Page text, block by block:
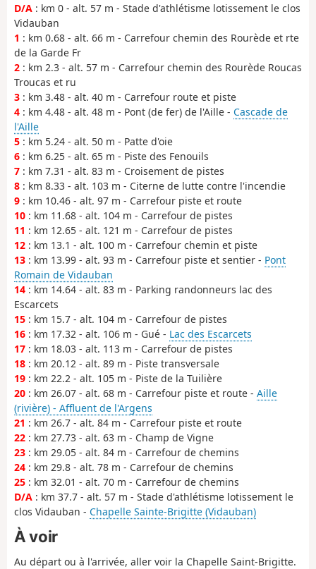
D/A : km 0 - alt. 57 m - Stade d'athlétisme lotissement le clos
Vidauban
1 : km 0.68 - alt. 66 m - Carrefour chemin des Rourède et rte
de la Garde Fr
2 : km 2.3 - alt. 57 m - Carrefour chemin des Rourède Roucas
Troucas et ru
3 : km 3.48 - alt. 40 m - Carrefour route et piste
4 : km 4.48 - alt. 48 m - Pont (de fer) de l'Aille - Cascade de
l'Aille
5 : km 5.24 - alt. 50 m - Patte d'oie
6 : km 6.25 - alt. 65 m - Piste des Fenouils
7 : km 7.31 - alt. 83 m - Croisement de pistes
8 : km 8.33 - alt. 103 m - Citerne de lutte contre l'incendie
9 : km 10.46 - alt. 97 m - Carrefour piste et route
10 : km 11.68 - alt. 104 m - Carrefour de pistes
11 : km 12.65 - alt. 121 m - Carrefour de pistes
12 : km 13.1 - alt. 100 m - Carrefour chemin et piste
13 : km 13.99 - alt. 93 m - Carrefour piste et sentier - Pont
Romain de Vidauban
14 : km 14.64 - alt. 83 m - Parking randonneurs lac des
Escarcets
15 : km 15.7 - alt. 104 m - Carrefour de pistes
16 : km 17.32 - alt. 106 m - Gué - Lac des Escarcets
17 : km 18.03 - alt. 113 m - Carrefour de pistes
18 : km 20.12 - alt. 89 m - Piste transversale
19 : km 22.2 - alt. 105 m - Piste de la Tuilière
20 : km 26.07 - alt. 68 m - Carrefour piste et route - Aille
(rivière) - Affluent de l'Argens
21 : km 26.7 - alt. 84 m - Carrefour piste et route
22 : km 27.73 - alt. 63 m - Champ de Vigne
23 : km 29.05 - alt. 84 m - Carrefour de chemins
24 : km 29.8 - alt. 78 m - Carrefour de chemins
25 : km 32.01 - alt. 70 m - Carrefour de chemins
D/A : km 37.7 - alt. 57 m - Stade d'athlétisme lotissement le
clos Vidauban - Chapelle Sainte-Brigitte (Vidauban)
À voir
Au départ ou à l'arrivée, aller voir la Chapelle Saint-Brigitte.